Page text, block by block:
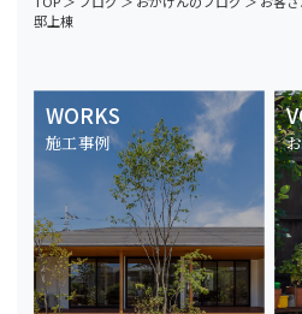
邸上棟
WORKS
施工事例